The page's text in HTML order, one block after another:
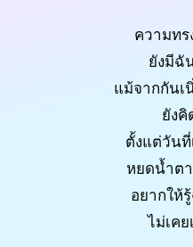
ความทร
ยังมีฉั
แม้จากกัน
ยังคิ
ตั้งแต่วันที่
หยดน้ำต
อยากให้
ไม่เค